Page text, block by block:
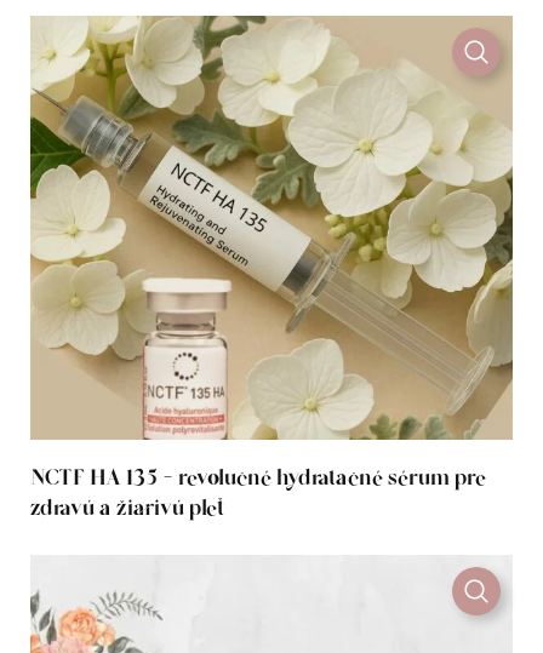
NCTF HA 135 – revolučné hydratačné sérum pre
zdravú a žiarivú pleť